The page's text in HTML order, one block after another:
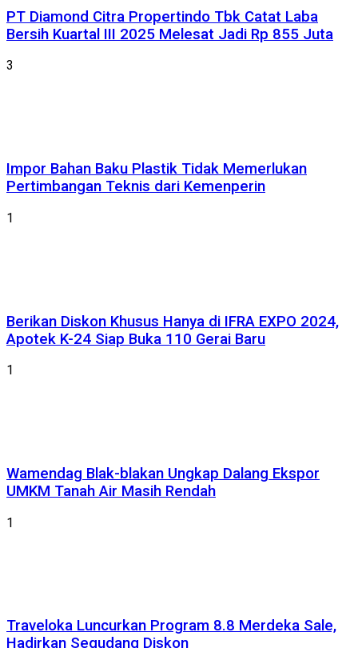
PT Diamond Citra Propertindo Tbk Catat Laba
Bersih Kuartal III 2025 Melesat Jadi Rp 855 Juta
3
Impor Bahan Baku Plastik Tidak Memerlukan
Pertimbangan Teknis dari Kemenperin
1
Berikan Diskon Khusus Hanya di IFRA EXPO 2024,
Apotek K-24 Siap Buka 110 Gerai Baru
1
Wamendag Blak-blakan Ungkap Dalang Ekspor
UMKM Tanah Air Masih Rendah
1
Traveloka Luncurkan Program 8.8 Merdeka Sale,
Hadirkan Segudang Diskon